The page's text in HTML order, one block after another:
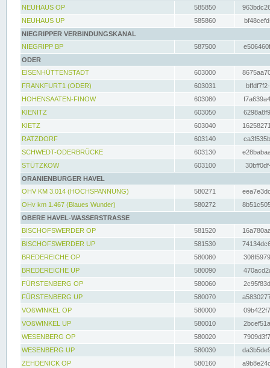
NEUHAUS OP
585850
NEUHAUS UP
585860
NIEGRIPPER VERBINDUNGSKANAL
NIEGRIPP BP
587500
ODER
EISENHÜTTENSTADT
603000
FRANKFURT1 (ODER)
603031
HOHENSAATEN-FINOW
603080
KIENITZ
603050
KIETZ
603040
RATZDORF
603140
SCHWEDT-ODERBRÜCKE
603130
STÜTZKOW
603100
ORANIENBURGER HAVEL
OHV KM 3.014 (HOCHSPANNUNG)
580271
OHv km 1.467 (Blaues Wunder)
580272
OBERE HAVEL-WASSERSTRASSE
BISCHOFSWERDER OP
581520
BISCHOFSWERDER UP
581530
BREDEREICHE OP
580080
BREDEREICHE UP
580090
FÜRSTENBERG OP
580060
FÜRSTENBERG UP
580070
VOßWINKEL OP
580000
VOßWINKEL UP
580010
WESENBERG OP
580020
WESENBERG UP
580030
ZEHDENICK OP
580160